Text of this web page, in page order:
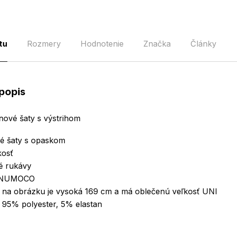
Rozmery Hodnotenie Značka Články
šaty s výstrihom
šaty s opaskom
rukávy
na obrázku je vysoká 169 cm a má oblečenú veľkosť UNI
95% polyester, 5% elastan